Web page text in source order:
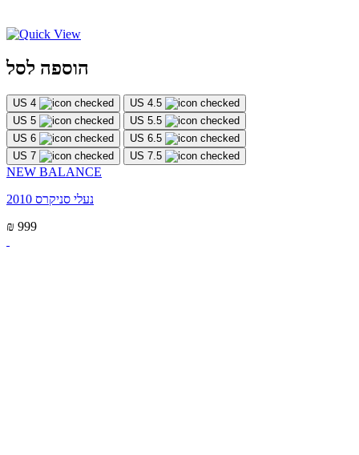
הוספה לסל
US 4
US 4.5
US 5
US 5.5
US 6
US 6.5
US 7
US 7.5
NEW BALANCE
נעלי סניקרס 2010
₪ 999